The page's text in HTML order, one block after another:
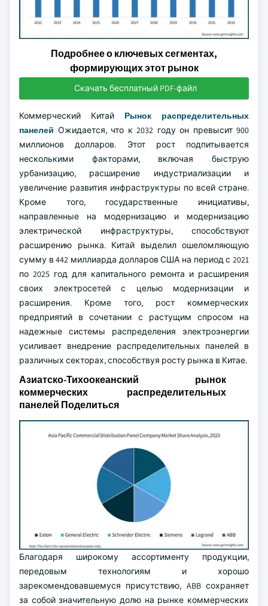
Подробнее о ключевых сегментах,
формирующих этот рынок
Скачать бесплатный PDF-файл
Коммерческий Китай Рынок распределительных
панелей Ожидается, что к 2032 году он превысит 900
миллионов долларов. Этот рост подпитывается
несколькими факторами, включая быструю
урбанизацию, расширение индустриализации и
увеличение развития инфраструктуры по всей стране.
Кроме того, государственные инициативы,
направленные на модернизацию и модернизацию
электрической инфраструктуры, способствуют
расширению рынка. Китай выделил ошеломляющую
сумму в 442 миллиарда долларов США на период с 2021
по 2025 год для капитального ремонта и расширения
своих электросетей с целью модернизации и
расширения. Кроме того, рост коммерческих
предприятий в сочетании с растущим спросом на
надежные системы распределения электроэнергии
усиливает внедрение распределительных панелей в
различных секторах, способствуя росту рынка в Китае.
Азиатско-Тихоокеанский рынок
коммерческих распределительных
панелей Поделиться
Благодаря широкому ассортименту продукции,
передовым технологиям и хорошо
зарекомендовавшемуся присутствию, ABB сохраняет
за собой значительную долю на рынке коммерческих